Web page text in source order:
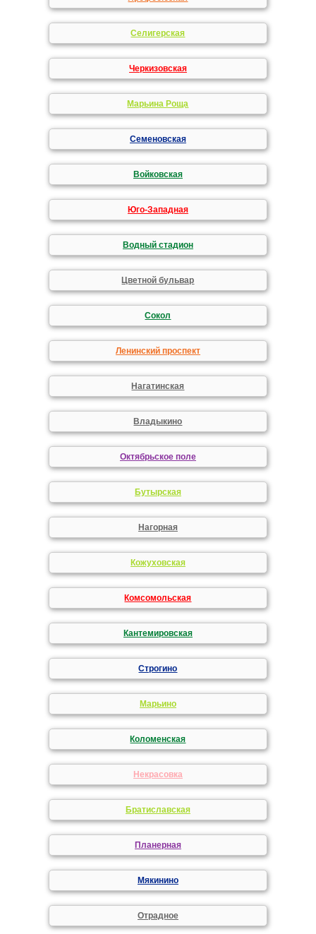
Селигерская
Черкизовская
Марьина Роща
Семеновская
Войковская
Юго-Западная
Водный стадион
Цветной бульвар
Сокол
Ленинский проспект
Нагатинская
Владыкино
Октябрьское поле
Бутырская
Нагорная
Кожуховская
Комсомольская
Кантемировская
Строгино
Марьино
Коломенская
Некрасовка
Братиславская
Планерная
Мякинино
Отрадное